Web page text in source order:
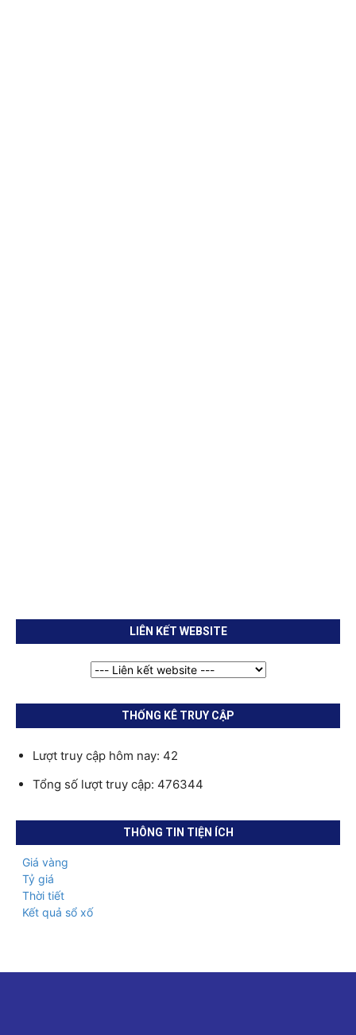
LIÊN KẾT WEBSITE
THỐNG KÊ TRUY CẬP
Lượt truy cập hôm nay: 42
Tổng số lượt truy cập: 476344
THÔNG TIN TIỆN ÍCH
Giá vàng
Tỷ giá
Thời tiết
Kết quả sổ xố